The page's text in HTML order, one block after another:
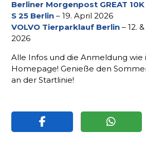
Berliner Morgenpost GREAT 10K
S 25 Berlin – 19. April 2026
VOLVO Tierparklauf Berlin – 12.
2026
Alle Infos und die Anmeldung
Homepage! Genieße den
an der Startlinie!